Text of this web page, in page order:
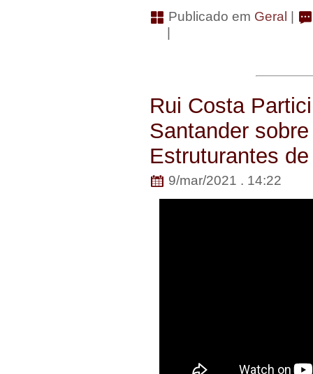
Publicado em Geral
Rui Costa
Santander
Estruturantes
9/mar/2021 . 14:22